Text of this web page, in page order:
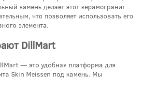
камень делает этот керамогранит
что позволяет использовать его
элемента.
DillMart
— это удобная платформа для
Skin Meissen под камень. Мы